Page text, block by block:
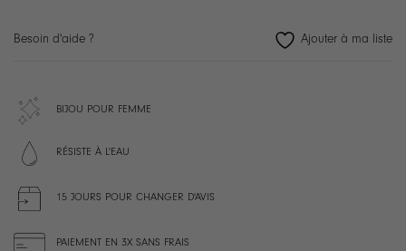
Besoin d'aide ?
BIJOU POUR FEMME
RÉSISTE À L'EAU
15 JOURS POUR CHANGER D'AVIS
PAIEMENT EN 3X SANS FRAIS